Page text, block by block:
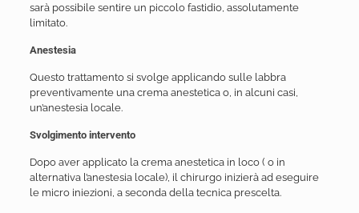
sarà possibile sentire un piccolo fastidio, assolutamente
limitato.
Anestesia
Questo trattamento si svolge applicando sulle labbra
preventivamente una crema anestetica o, in alcuni casi,
un’anestesia locale.
Svolgimento intervento
Dopo aver applicato la crema anestetica in loco ( o in
alternativa l’anestesia locale), il chirurgo inizierà ad eseguire
le micro iniezioni, a seconda della tecnica prescelta.